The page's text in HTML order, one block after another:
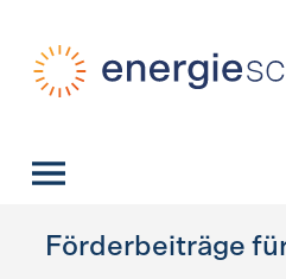
Förderbeiträge